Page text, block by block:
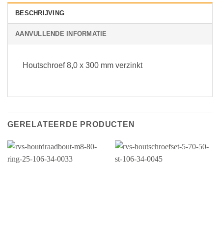
BESCHRIJVING
AANVULLENDE INFORMATIE
Houtschroef 8,0 x 300 mm verzinkt
GERELATEERDE PRODUCTEN